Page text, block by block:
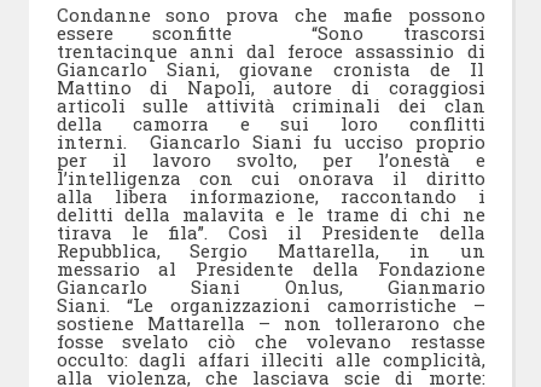
Condanne sono prova che mafie possono
essere sconfitte “Sono trascorsi
trentacinque anni dal feroce assassinio di
Giancarlo Siani, giovane cronista de Il
Mattino di Napoli, autore di coraggiosi
articoli sulle attività criminali dei clan
della camorra e sui loro conflitti
interni. Giancarlo Siani fu ucciso proprio
per il lavoro svolto, per l’onestà e
l’intelligenza con cui onorava il diritto
alla libera informazione, raccontando i
delitti della malavita e le trame di chi ne
tirava le fila”. Così il Presidente della
Repubblica, Sergio Mattarella, in un
messario al Presidente della Fondazione
Giancarlo Siani Onlus, Gianmario
Siani. “Le organizzazioni camorristiche –
sostiene Mattarella – non tollerarono che
fosse svelato ciò che volevano restasse
occulto: dagli affari illeciti alle complicità,
alla violenza, che lasciava scie di morte: